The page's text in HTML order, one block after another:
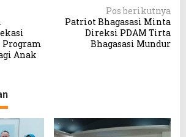
Program
Anak
Pos berikutnya
Patriot Bhagasasi Minta
Direksi PDAM Tirta
Bhagasasi Mundur